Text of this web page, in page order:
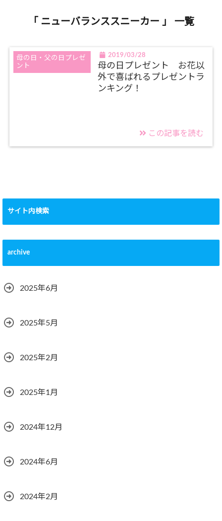
「 ニューバランススニーカー 」 一覧
母の日・父の日プレゼ
ント
2019/03/28
母の日プレゼント お花以
外で喜ばれるプレゼントラ
ンキング！
この記事を読む
サイト内検索
archive
2025年6月
2025年5月
2025年2月
2025年1月
2024年12月
2024年6月
2024年2月